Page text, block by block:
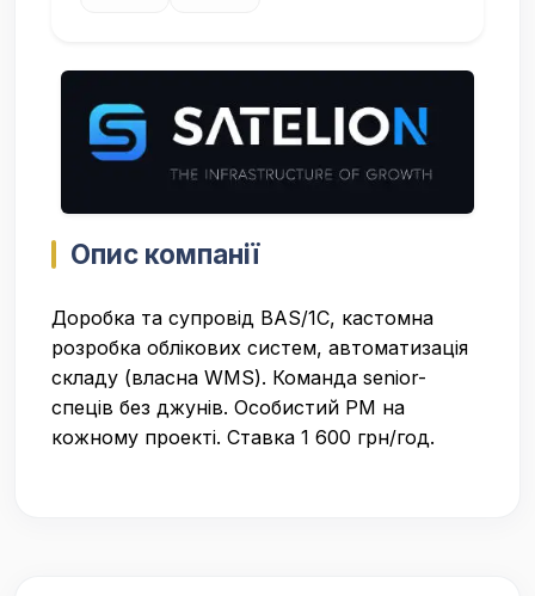
Опис компанії
Доробка та супровід BAS/1С, кастомна
розробка облікових систем, автоматизація
складу (власна WMS). Команда senior-
спеців без джунів. Особистий PM на
кожному проекті. Ставка 1 600 грн/год.